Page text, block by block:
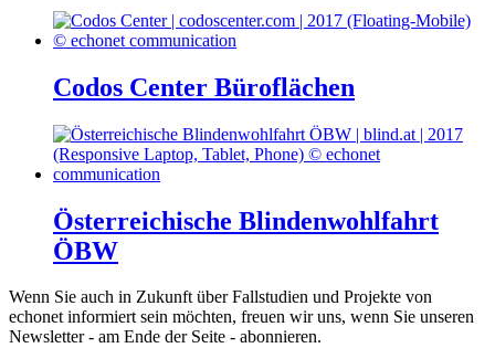
Codos Center Büroflächen
Österreichische Blindenwohlfahrt
ÖBW
Wenn Sie auch in Zukunft über Fallstudien und Projekte von
echonet informiert sein möchten, freuen wir uns, wenn Sie unseren
Newsletter - am Ende der Seite - abonnieren.